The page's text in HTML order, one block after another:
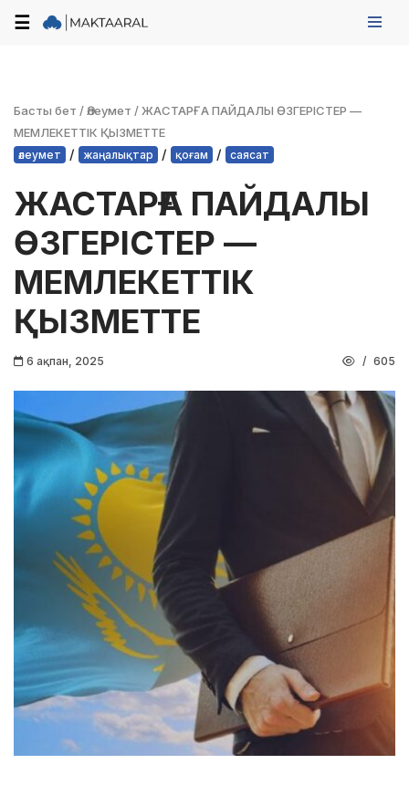
☰
Басты бет /Әлеумет /ЖАСТАРҒА ПАЙДАЛЫ ӨЗГЕРІСТЕР —
МЕМЛЕКЕТТІК ҚЫЗМЕТТЕ
әлеумет / жаңалықтар / қоғам / саясат
ЖАСТАРҒА ПАЙДАЛЫ
ӨЗГЕРІСТЕР —
МЕМЛЕКЕТТІК
ҚЫЗМЕТТЕ
6 ақпан, 2025 605